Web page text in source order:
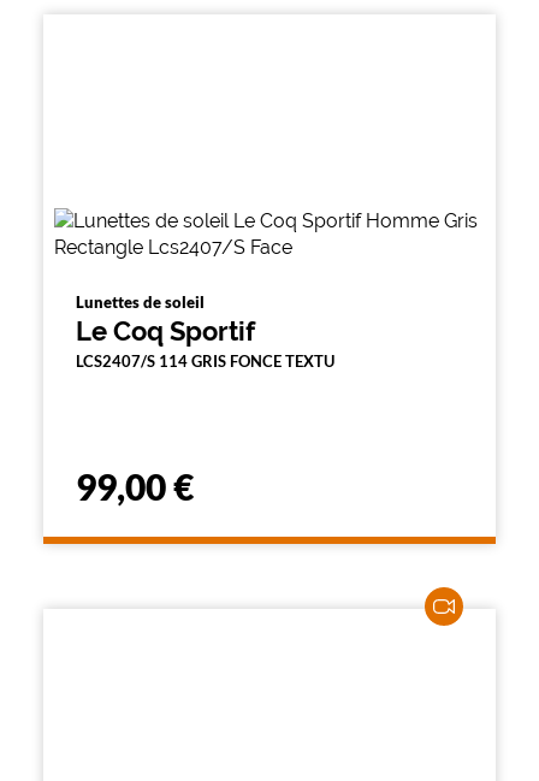
Lunettes de soleil
Le Coq Sportif
LCS2407/S 114 GRIS FONCE TEXTU
99,00 €